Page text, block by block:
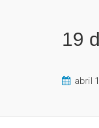
19
abril